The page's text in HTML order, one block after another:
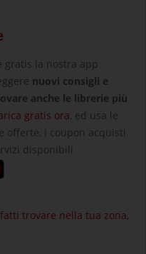
gratis la nostra app
nuovi consigli e
anche le librerie più
gratis ora, ed usa le
offerte, i coupon acquisti
disponibili
trovare nella tua zona,